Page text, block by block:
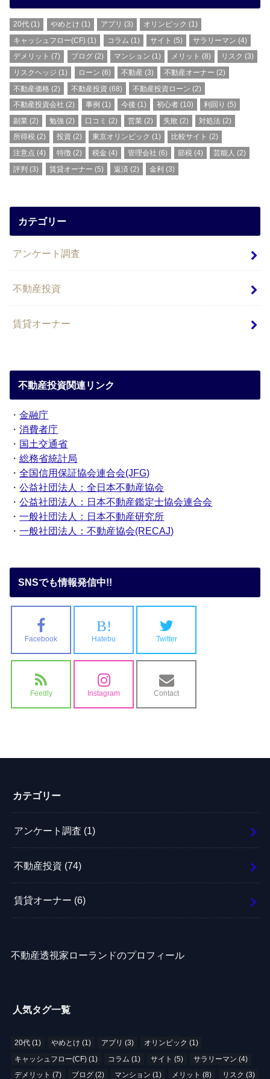
20代 (1) やめとけ (1) アプリ (3) オリンピック (1)
キャッシュフロー(CF) (1) コラム (1) サイト (5) サラリーマン (4)
デメリット (7) ブログ(2) マンション (1) メリット (8) リスク (3)
リスクヘッジ (1) ローン (6) 不動産(3) 不動産オーナー (2)
不動産価格 (2) 不動産投資 (68) 不動産投資ローン (2)
不動産投資会社 (2) 事例 (1) 今後 (1) 初心者 (10) 利回り (5)
副業 (2) 勉強 (2) 口コミ (2) 営業 (2) 失敗 (2) 対処法 (2)
所得税 (2) 投資 (2) 東京オリンピック (1) 比較サイト (2)
注意点 (4) 特徴(2) 税金 (4) 管理会社 (6) 節税 (4) 芸能人 (2)
評判 (3) 賃貸オーナー (5) 返済 (2) 金利 (3)
カテゴリー
アンケート調査
不動産投資
賃貸オーナー
不動産投資関連リンク
・金融庁
・消費者庁
・ 国土交通省
・総務省統計局
・全国信用保証協会連合会(JFG)
・公益社団法人：全日本不動産協会
・公益社団法人：日本不動産鑑定士協会連合会
・一般社団法人：日本不動産研究所
・一般社団法人：不動産協会(RECAJ)
SNSでも情報発信中!!
Facebook
B!
Hatebu Twitter
Feedly Instagram Contact
カテゴリー
アンケート調査 (1)
不動産投資 (74)
賃貸オーナー (6)
不動産透視家ローランドのプロフィール
人気タグ一覧
20代(1) やめとけ (1) アプリ (3) オリンピック (1)
キャッシュフロー(CF)(1) コラム (1) サイト (5) サラリーマン (4)
デメリット (7) ブログ (2) マンション (1) メリット (8) リスク (3)